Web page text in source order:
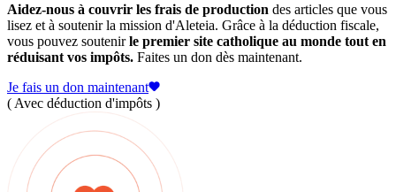
Aidez-nous à couvrir les frais de production des articles que vous
lisez et à soutenir la mission d'Aleteia. Grâce à la déduction fiscale,
vous pouvez soutenirle premier site catholique au monde tout en
réduisant vos impôts. Faites un don dès maintenant.
Je fais un don maintenant
( Avec déduction d'impôts )